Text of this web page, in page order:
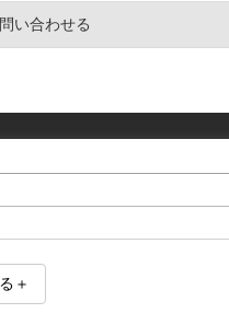
い合わせる
＋